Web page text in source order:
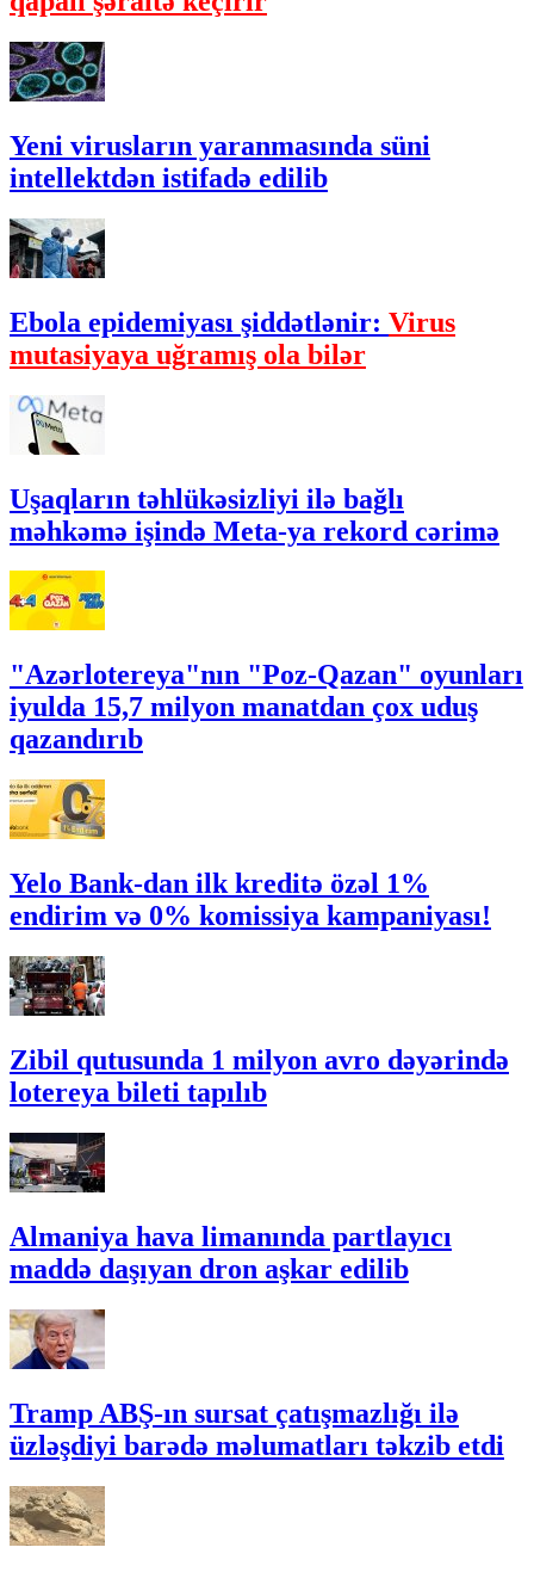
Yeni virusların yaranmasında süni
intellektdən istifadə edilib
Ebola epidemiyası şiddətlənir: Virus
mutasiyaya uğramış ola bilər
Uşaqların təhlükəsizliyi ilə bağlı
məhkəmə işində Meta-ya rekord cərimə
"Azərlotereya"nın "Poz-Qazan" oyunları
iyulda 15,7 milyon manatdan çox uduş
qazandırıb
Yelo Bank-dan ilk kreditə özəl 1%
endirim və 0% komissiya kampaniyası!
Zibil qutusunda 1 milyon avro dəyərində
lotereya bileti tapılıb
Almaniya hava limanında partlayıcı
maddə daşıyan dron aşkar edilib
Tramp ABŞ-ın sursat çatışmazlığı ilə
üzləşdiyi barədə məlumatları təkzib etdi